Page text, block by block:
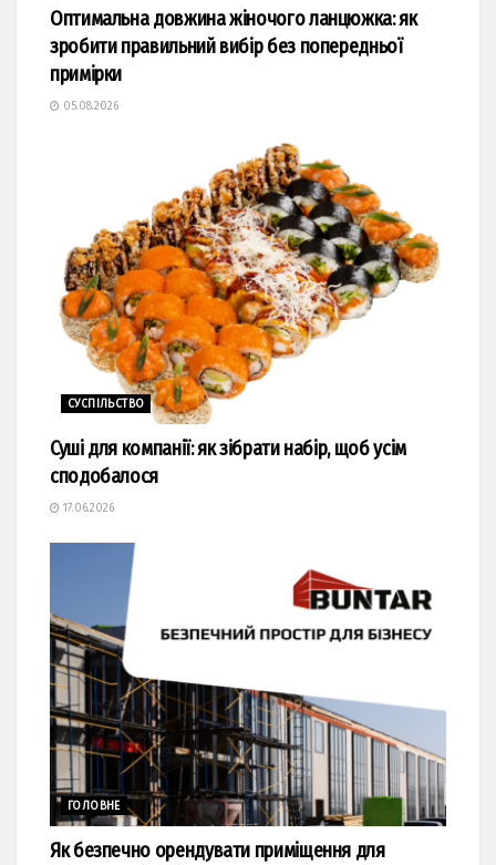
Оптимальна довжина жіночого ланцюжка: як
зробити правильний вибір без попередньої
примірки
05.08.2026
СУСПІЛЬСТВО
Суші для компанії: як зібрати набір, щоб усім
сподобалося
17.06.2026
ГОЛОВНЕ
Як безпечно орендувати приміщення для